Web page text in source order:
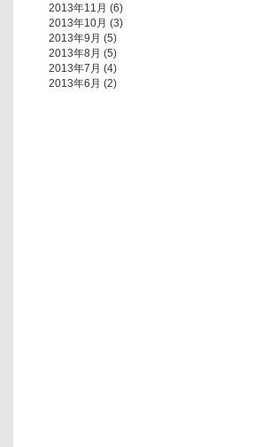
2013年11月 (6)
2013年10月 (3)
2013年9月 (5)
2013年8月 (5)
2013年7月 (4)
2013年6月 (2)